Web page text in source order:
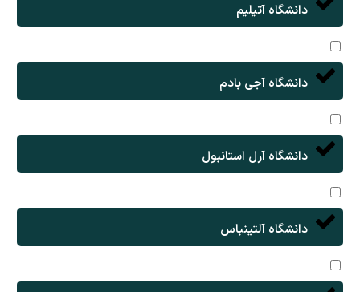
دانشگاه آتیلیم
دانشگاه آجی بادم
دانشگاه آرل استانبول
دانشگاه آلتینباس